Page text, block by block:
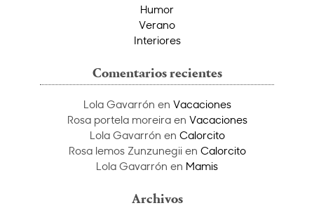
Humor
Verano
Interiores
Comentarios recientes
Lola Gavarrón en Vacaciones
Rosa portela moreiraen Vacaciones
Lola Gavarrón en Calorcito
Rosa lemos Zunzunegiien Calorcito
Lola Gavarrón en Mamis
Archivos